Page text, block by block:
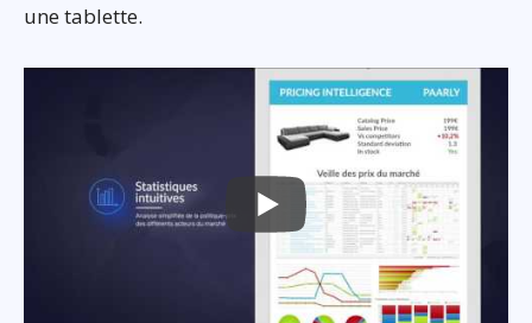
une tablette.